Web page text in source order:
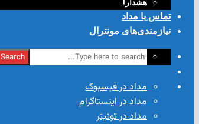
هشدار!
تماس با مداد
نیازمندی‌های مونترال
Search
مداد در فیسبوک
مداد در اینستاگرام
مداد در توئیتر